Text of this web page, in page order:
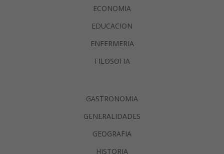
ECONOMIA
EDUCACION
ENFERMERIA
FILOSOFIA
GASTRONOMIA
GENERALIDADES
GEOGRAFIA
HISTORIA